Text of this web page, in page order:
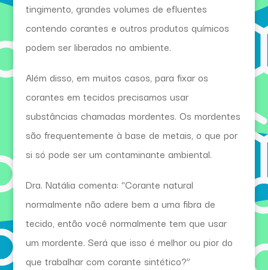
tingimento, grandes volumes de efluentes
contendo corantes e outros produtos químicos
podem ser liberados no ambiente.
Além disso, em muitos casos, para fixar os
corantes em tecidos precisamos usar
substâncias chamadas mordentes. Os mordentes
são frequentemente à base de metais, o que por
si só pode ser um contaminante ambiental.
Dra. Natália comenta: “Corante natural
normalmente não adere bem a uma fibra de
tecido, então você normalmente tem que usar
um mordente. Será que isso é melhor ou pior do
que trabalhar com corante sintético?”